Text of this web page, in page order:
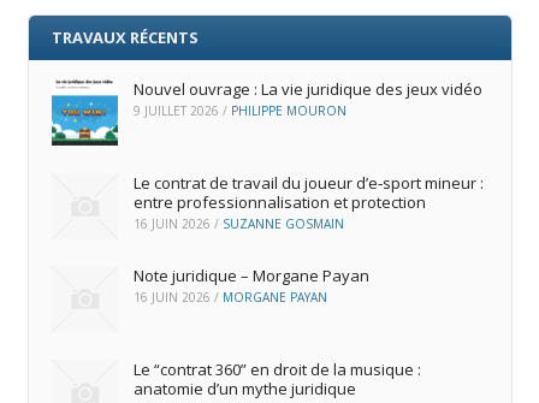
TRAVAUX RÉCENTS
Nouvel ouvrage : La vie juridique des jeux vidéo
9 JUILLET 2026 / PHILIPPE MOURON
Le contrat de travail du joueur d’e‑sport mineur :
entre professionnalisation et protection
16 JUIN 2026 / SUZANNE GOSMAIN
Note juridique – Morgane Payan
16 JUIN 2026 / MORGANE PAYAN
Le “contrat 360” en droit de la musique :
anatomie d’un mythe juridique